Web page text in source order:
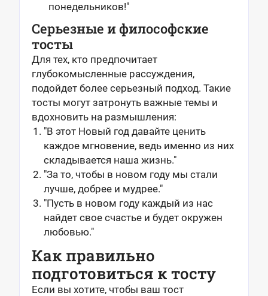
понедельников!"
Серьезные и философские
тосты
Для тех, кто предпочитает
глубокомысленные рассуждения,
подойдет более серьезный подход. Такие
тосты могут затронуть важные темы и
вдохновить на размышления:
"В этот Новый год давайте ценить
каждое мгновение, ведь именно из них
складывается наша жизнь."
"За то, чтобы в новом году мы стали
лучше, добрее и мудрее."
"Пусть в новом году каждый из нас
найдет свое счастье и будет окружен
любовью."
Как правильно
подготовиться к тосту
Если вы хотите, чтобы ваш тост